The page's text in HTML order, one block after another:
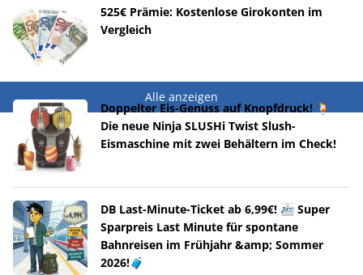
525€ Prämie: Kostenlose Girokonten im
Vergleich
Alle anzeigen
Doppelter Eis-Genuss auf Knopfdruck! 🍹
Die neue Ninja SLUSHi Twist Slush-
Eismaschine mit zwei Behältern im Check!
DB Last-Minute-Ticket ab 6,99€! 🚈 Super
Sparpreis Last Minute für spontane
Bahnreisen im Frühjahr &amp; Sommer
2026!🧳